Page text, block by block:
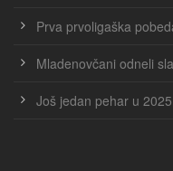
Prva prvoligaška
Mladenovčani odneli
Još jedan pehar u